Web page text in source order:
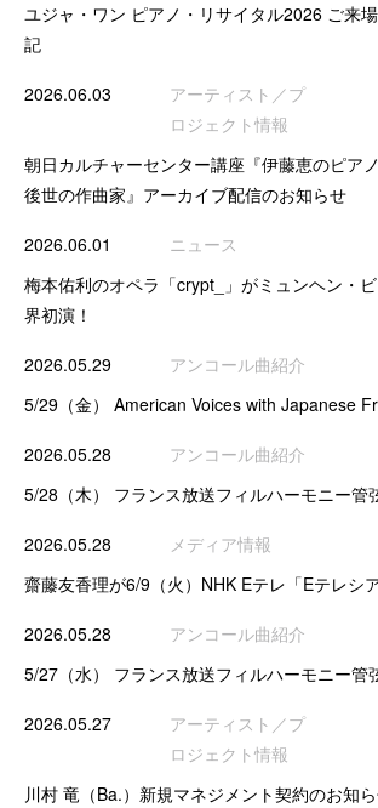
ユジャ・ワン ピアノ・リサイタル2026 ご来
記
2026.06.03
アーティスト／プ
ロジェクト情報
朝日カルチャーセンター講座『伊藤恵のピア
後世の作曲家』アーカイブ配信のお知らせ
2026.06.01
ニュース
梅本佑利のオペラ「crypt_」がミュンヘン・
界初演！
2026.05.29
アンコール曲紹介
5/29（金） American Voices with Japanese
2026.05.28
アンコール曲紹介
5/28（木） フランス放送フィルハーモニー管
2026.05.28
メディア情報
齋藤友香理が6/9（火）NHK Eテレ「Eテレシ
2026.05.28
アンコール曲紹介
5/27（水） フランス放送フィルハーモニー管
2026.05.27
アーティスト／プ
ロジェクト情報
川村 竜（Ba.）新規マネジメント契約のお知